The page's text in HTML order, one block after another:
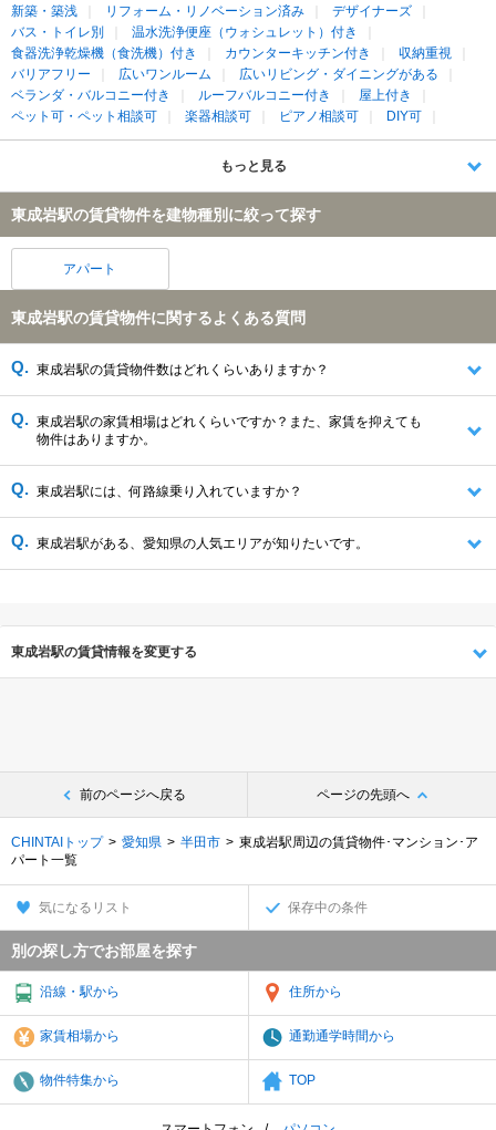
新築・築浅 リフォーム・リノベーション済み
デザイナーズ
バス・トイレ別
温水洗浄便座（ウォシュレット）付き
食器洗浄乾燥機（食洗機）付き
カウンターキッチン付き
収納重視
バリアフリー
広いワンルーム
広いリビング・ダイニングがある
ベランダ・バルコニー付き
ルーフバルコニー付き
屋上付き
ペット可・ペット相談可
楽器相談可 ピアノ相談可 DIY可
もっと見る
東成岩駅の賃貸物件を建物種別に絞って探す
アパート
東成岩駅の賃貸物件に関するよくある質問
東成岩駅の賃貸物件数はどれくらいありますか？
東成岩駅の家賃相場はどれくらいですか？また、家賃を抑えても
物件はありますか。
東成岩駅には、何路線乗り入れていますか？
東成岩駅がある、愛知県の人気エリアが知りたいです。
東成岩駅の賃貸情報を変更する
前のページへ戻る ページの先頭へ
CHINTAIトップ 愛知県 半田市
東成岩駅周辺の賃貸物件･マンション･ア
パート一覧
気になるリスト 保存中の条件
別の探し方でお部屋を探す
沿線・駅から 住所から
家賃相場から 通勤通学時間から
物件特集から TOP